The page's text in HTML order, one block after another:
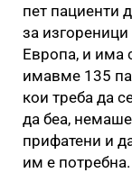
пет пациенти
за
Европа, и има
имавме 135
кои треба да
да беа,
прифатени и
им е